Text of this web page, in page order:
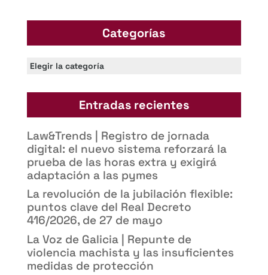
Categorías
Categorías
Entradas recientes
Law&Trends | Registro de jornada
digital: el nuevo sistema reforzará la
prueba de las horas extra y exigirá
adaptación a las pymes
La revolución de la jubilación flexible:
puntos clave del Real Decreto
416/2026, de 27 de mayo
La Voz de Galicia | Repunte de
violencia machista y las insuficientes
medidas de protección